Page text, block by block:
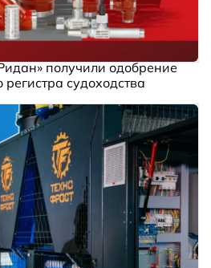
получили одобрение
регистра судоходства